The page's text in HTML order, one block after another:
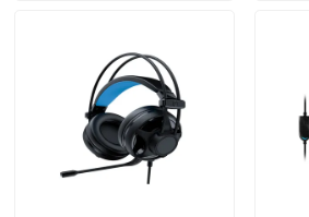
Werksbesichtigung
Qualitätskontrolle